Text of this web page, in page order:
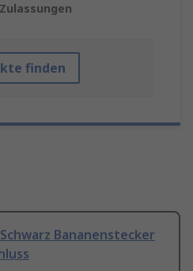
finden
Bananenstecker